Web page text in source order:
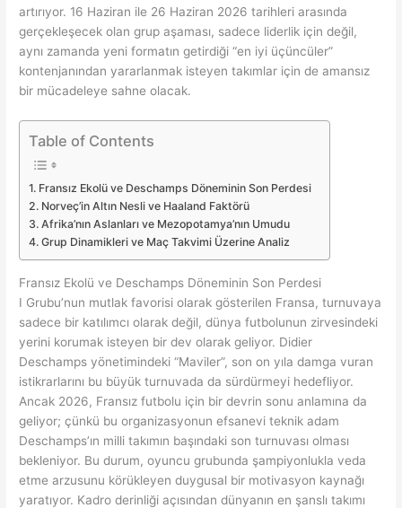
artırıyor. 16 Haziran ile 26 Haziran 2026 tarihleri arasında
gerçekleşecek olan grup aşaması, sadece liderlik için değil,
aynı zamanda yeni formatın getirdiği “en iyi üçüncüler”
kontenjanından yararlanmak isteyen takımlar için de amansız
bir mücadeleye sahne olacak.
Table of Contents
Fransız Ekolü ve Deschamps Döneminin Son Perdesi
Norveç’in Altın Nesli ve Haaland Faktörü
Afrika’nın Aslanları ve Mezopotamya’nın Umudu
Grup Dinamikleri ve Maç Takvimi Üzerine Analiz
Fransız Ekolü ve Deschamps Döneminin Son Perdesi
I Grubu’nun mutlak favorisi olarak gösterilen Fransa, turnuvaya
sadece bir katılımcı olarak değil, dünya futbolunun zirvesindeki
yerini korumak isteyen bir dev olarak geliyor. Didier
Deschamps yönetimindeki “Maviler”, son on yıla damga vuran
istikrarlarını bu büyük turnuvada da sürdürmeyi hedefliyor.
Ancak 2026, Fransız futbolu için bir devrin sonu anlamına da
geliyor; çünkü bu organizasyonun efsanevi teknik adam
Deschamps’ın milli takımın başındaki son turnuvası olması
bekleniyor. Bu durum, oyuncu grubunda şampiyonlukla veda
etme arzusunu körükleyen duygusal bir motivasyon kaynağı
yaratıyor. Kadro derinliği açısından dünyanın en şanslı takımı